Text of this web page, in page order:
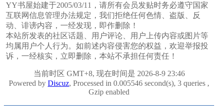
YY书屋始建于2005/03/11，请所有会员发贴时务必遵守国家
互联网信息管理办法规定，我们拒绝任何色情、盗版、反
动、诽谤内容，一经发现，即作删除！
本站所发表的社区话题、用户评论、用户上传内容或图片等
均属用户个人行为。如前述内容侵害您的权益，欢迎举报投
诉，一经核实，立即删除，本站不承担任何责任！
当前时区 GMT+8, 现在时间是 2026-8-9 23:46
Powered by Discuz, Processed in 0.005546 second(s), 3 queries ,
Gzip enabled